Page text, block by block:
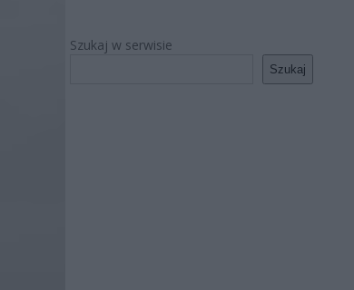
Szukaj w serwisie
Szukaj